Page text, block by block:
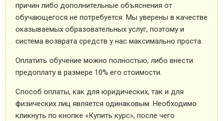
причин либо дополнительные объяснения от
обучающегося не потребуется. Мы уверены в качестве
оказываемых образовательных услуг, поэтому и
система возврата средств у нас максимально проста.
Оплатить обучение можно полностью, либо внести
предоплату в размере 10% его стоимости.
Способ оплаты, как для юридических, так и для
физических лиц является одинаковым. Необходимо
кликнуть по кнопке «Купить курс», после чего